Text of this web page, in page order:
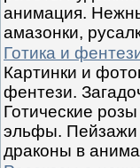
анимация.
амазонки,
Готика и
Картинки и
фентези.
Готические
эльфы. Пейзажи
драконы в